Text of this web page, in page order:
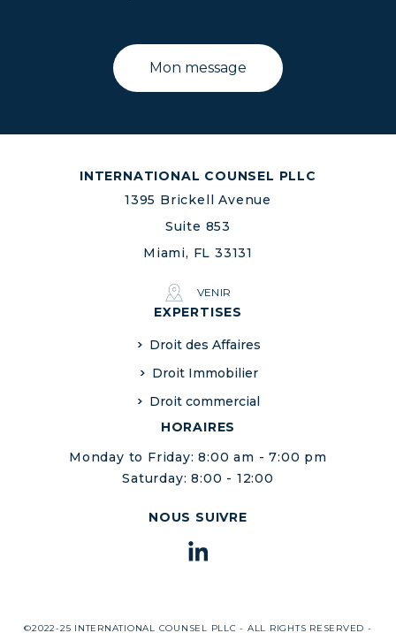
INTERNATIONAL COUNSEL PLLC
1395 Brickell Avenue
Suite 853
Miami, FL 33131
VENIR
EXPERTISES
Droit des Affaires
Droit Immobilier
Droit commercial
HORAIRES
Monday to Friday: 8:00 am - 7:00 pm
Saturday: 8:00 - 12:00
NOUS SUIVRE
©2022-25 INTERNATIONAL COUNSEL PLLC - ALL RIGHTS RESERVED -